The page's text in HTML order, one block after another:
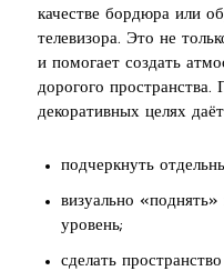
качестве бордюра или
телевизора. Это не
и помогает создать
дорогого
декоративных целях
подчеркнуть
визуально
уровень;
сделать